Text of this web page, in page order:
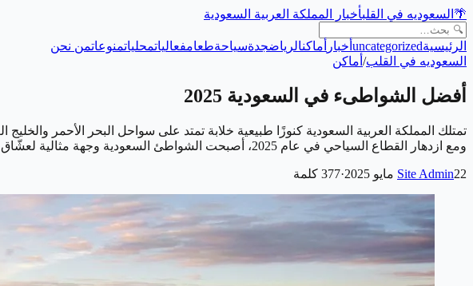
🌴 السعوديه في القلبأخبار المملكة العربية السعودية
الرئيسيةuncategorized أخبار أماكنالرياضجدةسياحةطعامفعالياتمحلياتمنوعاتمن نحن
السعوديه في القلب/ أماكن
أفضل الشواطىء في السعودية 2025
تمتلك المملكة العربية السعودية كنوزًا طبيعية خلابة تمتد على سواحل البحر الأحمر
ومع ازدهار القطاع السياحي في عام 2025، أصبحت الشواطئ السعودية وجهة مثالية لعشّاق الاسترخاء والمغامرات …
Site Admin22 مايو 2025 ·
377 كلمة